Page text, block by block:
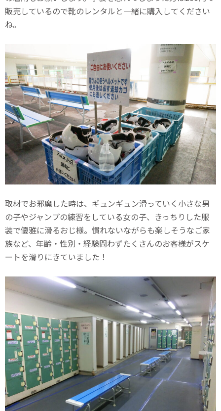
販売しているので靴のレンタルと一緒に購入してください
ね。
取材でお邪魔した時は、ギュンギュン滑っていく小さな男
の子やジャンプの練習をしている女の子、きっちりした服
装で優雅に滑るおじ様。慣れないながらも楽しそうなご家
族など、年齢・性別・経験問わずたくさんのお客様がスケ
ートを滑りにきていました！